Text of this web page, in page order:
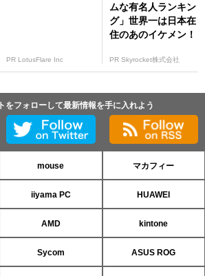
PR LotusFlare Inc
ムな有名人ランキン
グ」世界一は日本在
住のあのイケメン！
PR Skyrocket株式会社
をフォローして最新情報を手に入れよう
mouse マカフィー
iiyama PC HUAWEI
AMD kintone
Sycom ASUS ROG